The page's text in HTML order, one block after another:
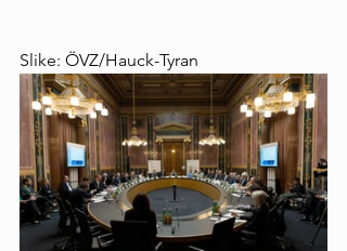
Slike: ÖVZ/Hauck-Tyran